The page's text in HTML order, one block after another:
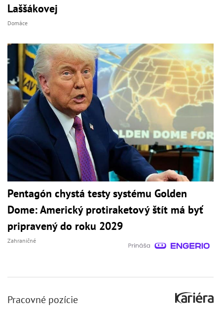
Laššákovej
Domáce
Pentagón chystá testy systému Golden
Dome: Americký protiraketový štít má byť
pripravený do roku 2029
Zahraničné
Pracovné pozície